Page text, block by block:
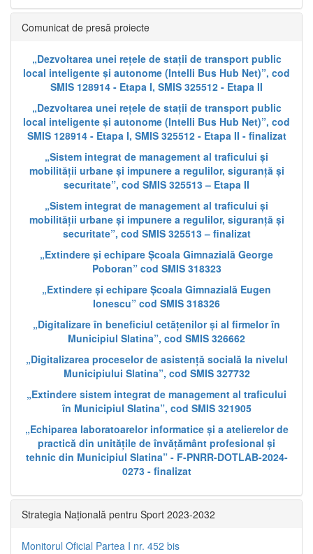
Comunicat de presă proiecte
„Dezvoltarea unei rețele de stații de transport public
local inteligente și autonome (Intelli Bus Hub Net)”, cod
SMIS 128914 - Etapa I, SMIS 325512 - Etapa II
„Dezvoltarea unei rețele de stații de transport public
local inteligente și autonome (Intelli Bus Hub Net)”, cod
SMIS 128914 - Etapa I, SMIS 325512 - Etapa II - finalizat
„Sistem integrat de management al traficului și
mobilității urbane și impunere a regulilor, siguranță și
securitate”, cod SMIS 325513 – Etapa II
„Sistem integrat de management al traficului și
mobilității urbane și impunere a regulilor, siguranță și
securitate”, cod SMIS 325513 – finalizat
„Extindere și echipare Școala Gimnazială George
Poboran” cod SMIS 318323
„Extindere și echipare Școala Gimnazială Eugen
Ionescu” cod SMIS 318326
„Digitalizare în beneficiul cetățenilor și al firmelor în
Municipiul Slatina”, cod SMIS 326662
„Digitalizarea proceselor de asistență socială la nivelul
Municipiului Slatina”, cod SMIS 327732
„Extindere sistem integrat de management al traficului
în Municipiul Slatina”, cod SMIS 321905
„Echiparea laboratoarelor informatice și a atelierelor de
practică din unitățile de învățământ profesional și
tehnic din Municipiul Slatina” - F-PNRR-DOTLAB-2024-
0273 - finalizat
Strategia Națională pentru Sport 2023-2032
Monitorul Oficial Partea I nr. 452 bis